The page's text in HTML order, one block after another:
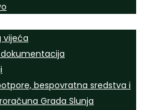
vijeća
bespovratna sredstva i
Grada Slunja